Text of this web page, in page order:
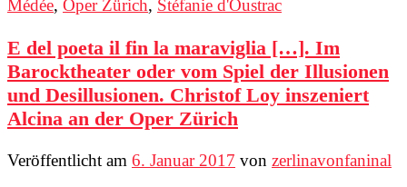
Médée, Oper Zürich, Stéfanie d'Oustrac
E del poeta il fin la maraviglia […]. Im
Barocktheater oder vom Spiel der Illusionen
und Desillusionen. Christof Loy inszeniert
Alcina an der Oper Zürich
Veröffentlicht am 6. Januar 2017 von zerlinavonfaninal